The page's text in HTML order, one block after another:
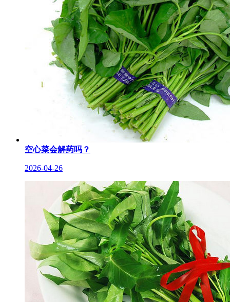
空心菜会解药吗？
2026-04-26